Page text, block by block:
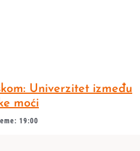
Univerzitet između
moći
19:00